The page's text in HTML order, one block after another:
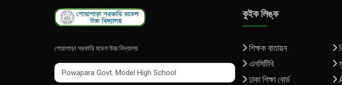
পোয়াপাড়া সরকারি মডেল উচ্চ বিদ্যালয়
Powapara Govt. Model High School
Powapara Govt. Model High School
কুইক লিঙ্ক
শিক্ষক বাতায়ন
এনসিটিবি
ঢাকা শিক্ষা বোর্ড